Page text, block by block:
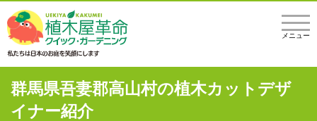
メニュー
群馬県吾妻郡高山村の植木カットデザ
イナー紹介